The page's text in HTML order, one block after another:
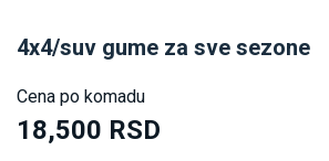
4x4/suv gume za sve sezone
Cena po komadu
18,500 RSD